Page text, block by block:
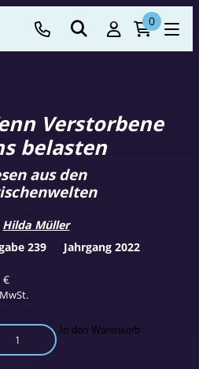
0
Verstorbene
belasten
€
aus den
Hilda Müller
In den Warenkorb
239 Jahrgang 2022